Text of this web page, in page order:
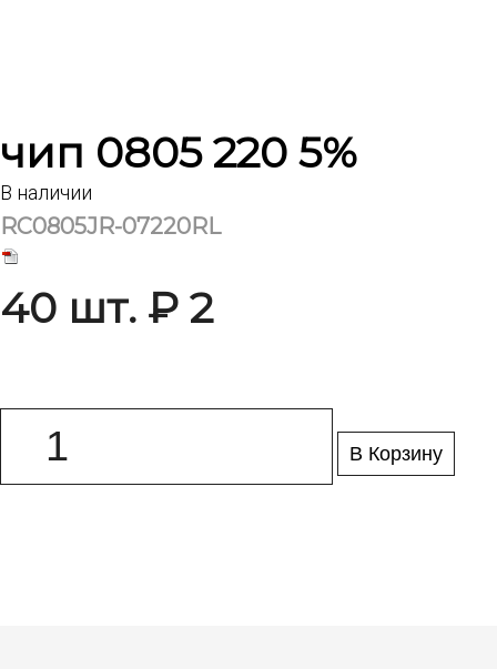
чип 0805 220 5%
В наличии
RC0805JR-07220RL
40 шт. ₽ 2
В Корзину